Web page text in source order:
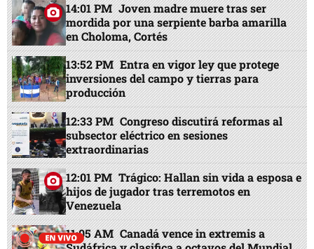
14:01 PM Joven madre muere tras ser
mordida por una serpiente barba amarilla
en Choloma, Cortés
13:52 PM Entra en vigor ley que protege
inversiones del campo y tierras para
producción
12:33 PM Congreso discutirá reformas al
subsector eléctrico en sesiones
extraordinarias
12:01 PM Trágico: Hallan sin vida a esposa e
hijos de jugador tras terremotos en
Venezuela
11:05 AM Canadá vence in extremis a